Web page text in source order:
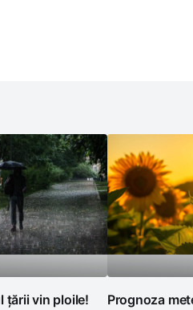
țării vin ploile!
Prognoza